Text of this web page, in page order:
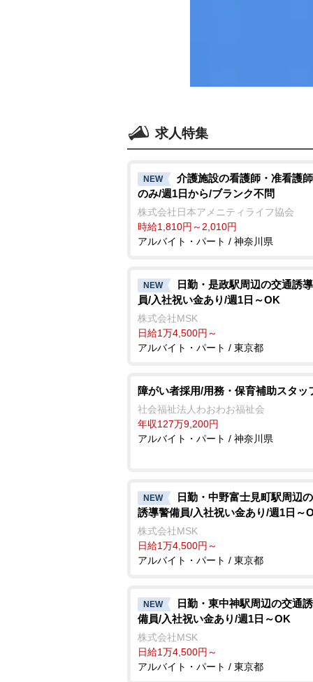
求人特集
NEW
介護施設の看護師・准看護
のみ/週1日から/ブランク不問
株式会社日本アメニティライフ協会
時給1,810円～2,010円
アルバイト・パート / 神奈川県
NEW
日勤・是政駅周辺の交通誘
員/入社祝い金あり/週1日～OK
株式会社MSK
日給1万4,500円～
アルバイト・パート / 東京都
障がい者採用/用務・保育補助スタッ
社会福祉法人わおわお福祉会
年収127万9,200円
アルバイト・パート / 神奈川県
NEW
日勤・中野富士見町駅周辺
誘導警備員/入社祝い金あり/週1日～
株式会社MSK
日給1万4,500円～
アルバイト・パート / 東京都
NEW
日勤・東中神駅周辺の交通
備員/入社祝い金あり/週1日～OK
株式会社MSK
日給1万4,500円～
アルバイト・パート / 東京都